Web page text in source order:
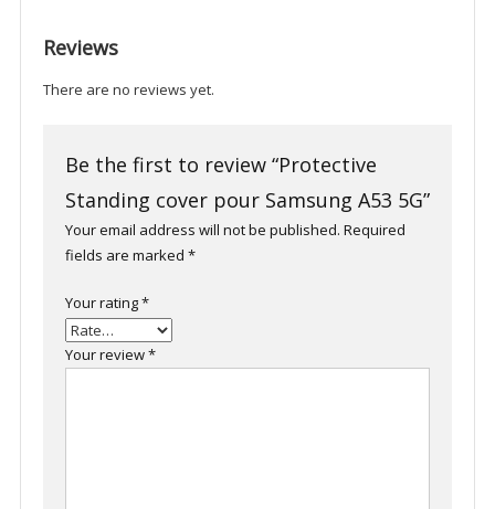
Reviews
There are no reviews yet.
Be the first to review “Protective
Standing cover pour Samsung A53 5G”
Your email address will not be published. Required
fields are marked *
Your rating*
Your review*